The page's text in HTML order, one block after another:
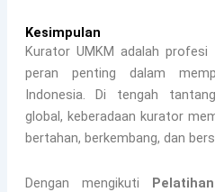
Kesimpulan
Kurator UMKM adalah
peran penting dalam
Indonesia. Di tengah
global, keberadaan kurator
bertahan, berkembang, dan
Dengan mengikuti